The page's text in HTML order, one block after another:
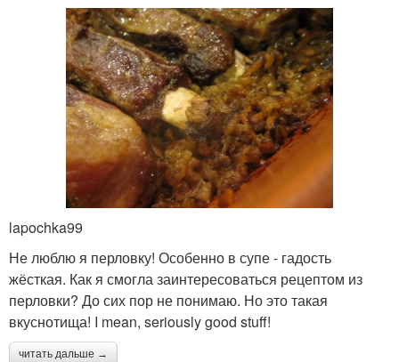
lapochka99
Не люблю я перловку! Особенно в супе - гадость
жёсткая. Как я смогла заинтересоваться рецептом из
перловки? До сих пор не понимаю. Но это такая
вкуснотища! I mean, seriously good stuff!
читать дальше →